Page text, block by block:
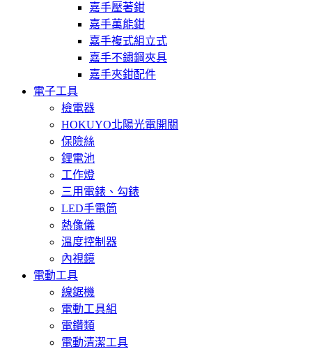
嘉手壓著鉗
嘉手萬能鉗
嘉手複式組立式
嘉手不鏽鋼夾具
嘉手夾鉗配件
電子工具
檢電器
HOKUYO北陽光電開關
保險絲
鋰電池
工作燈
三用電錶、勾錶
LED手電筒
熱像儀
溫度控制器
內視鏡
電動工具
線鋸機
電動工具組
電鑽類
電動清潔工具